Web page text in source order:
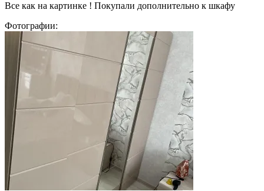
Все как на картинке ! Покупали дополнительно к шкафу
Фотографии: